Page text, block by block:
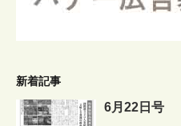
新着記事
6月22日号